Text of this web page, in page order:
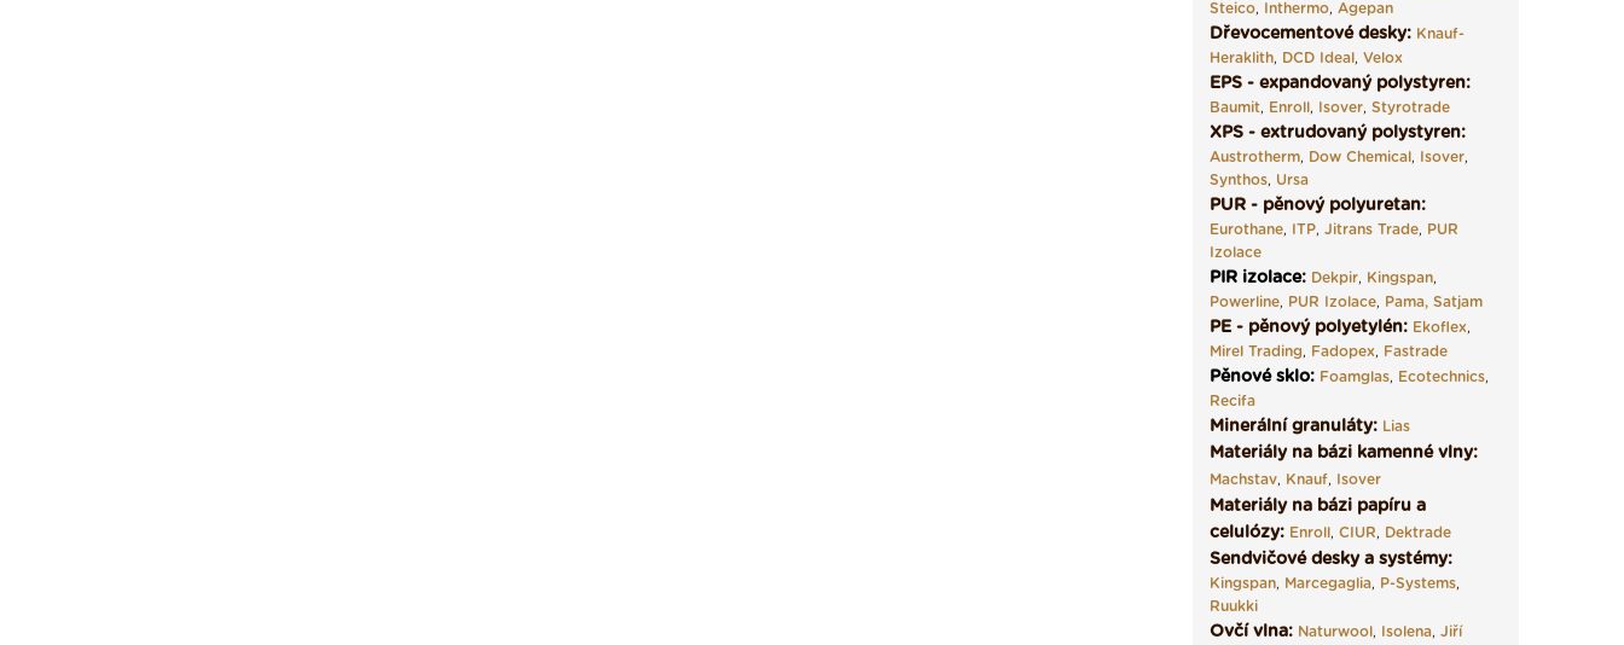
Steico, Inthermo, Agepan
Dřevocementové desky: Knauf-
Heraklith, DCD Ideal, Velox
EPS - expandovaný polystyren:
Baumit, Enroll, Isover, Styrotrade
XPS - extrudovaný polystyren:
Austrotherm, Dow Chemical, Isover,
Synthos, Ursa
PUR - pěnový polyuretan:
Eurothane, ITP, Jitrans Trade, PUR
Izolace
PIR izolace: Dekpir, Kingspan,
Powerline, PUR Izolace, Pama, Satjam
PE - pěnový polyetylén: Ekoflex,
Mirel Trading, Fadopex, Fastrade
Pěnové sklo: Foamglas, Ecotechnics,
Recifa
Minerální granuláty: Lias
Materiály na bázi kamenné vlny:
Machstav, Knauf, Isover
Materiály na bázi papíru a
celulózy: Enroll, CIUR, Dektrade
Sendvičové desky a systémy:
Kingspan, Marcegaglia, P-Systems,
Ruukki
Ovčí vlna: Naturwool, Isolena, Jiří